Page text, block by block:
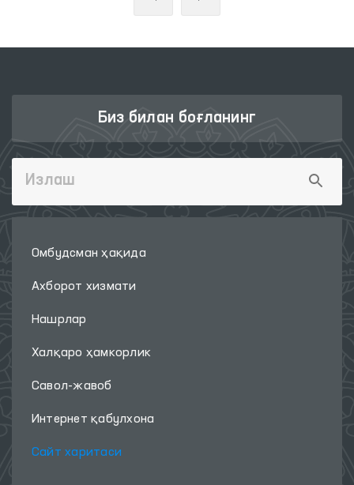
Биз билан боғланинг
Омбудсман ҳақида
Ахборот хизмати
Нашрлар
Халқаро ҳамкорлик
Савол-жавоб
Интернет қабулхона
Сайт харитаси